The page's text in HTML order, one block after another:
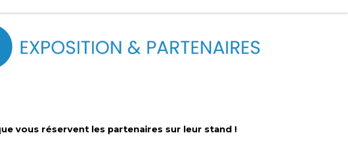
vous réservent les partenaires sur leur stand !